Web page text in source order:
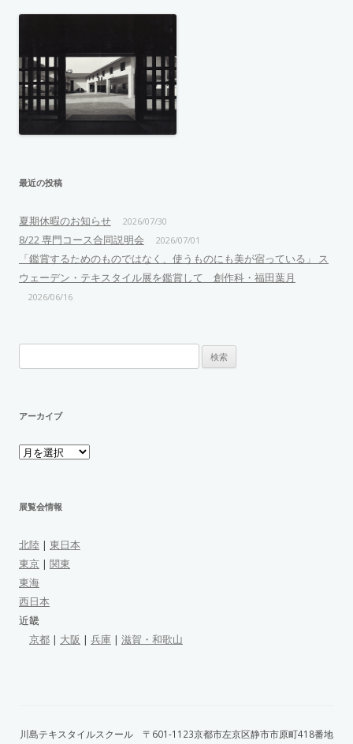
最近の投稿
夏期休暇のお知らせ 2026/07/30
8/22 専門コース合同説明会 2026/07/01
「鑑賞するためのものではなく、使うものにも美が宿っている」 ス
ウェーデン・テキスタイル展を鑑賞して 創作科・福田葉月
2026/06/16
索:
アーカイブ
ア
ー
展覧会情報
北陸 | 東日本
東京 | 関東
東海
西日本
近畿
京都 | 大阪 | 兵庫 | 滋賀・和歌山
川島テキスタイルスクール 〒601-1123京都市左京区静市市原町418番地